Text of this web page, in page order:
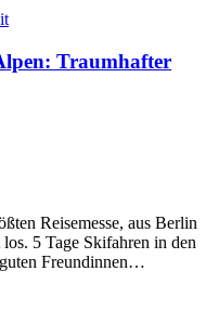
Traumhafter
Reisemesse, aus Berlin
5 Tage Skifahren in den
Freundinnen…